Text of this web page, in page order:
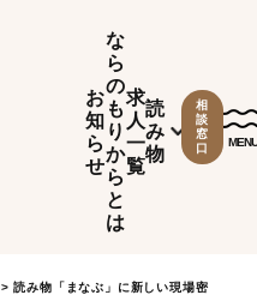
お
知
ら
せ
な
ら
の
も
り
か
ら
と
は
求
人
一
覧
読
み
物
相
談
窓
口
MENU
> 読み物「まなぶ」に新しい現場密